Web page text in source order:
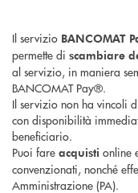
Il servizio BANCOMAT
permette di scambiare
al servizio, in maniera
BANCOMAT Pay®.
Il servizio non ha vincoli
con disponibilità
beneficiario.
Puoi fare acquisti online
convenzionati, nonché
Amministrazione (PA).